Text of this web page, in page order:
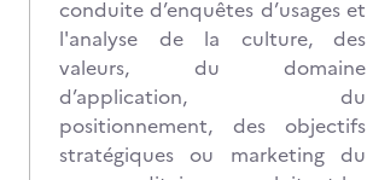
conduite d’enquêtes d’usages et
l'analyse de la culture, des
valeurs, du domaine
d’application, du
positionnement, des objectifs
stratégiques ou marketing du